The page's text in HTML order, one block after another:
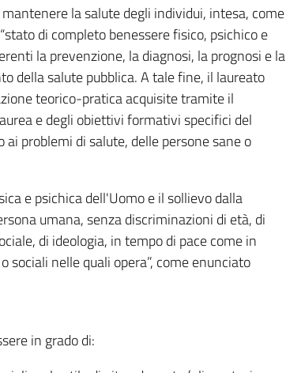
la salute degli individui, intesa, come
di completo benessere fisico, psichico e
la prevenzione, la diagnosi, la prognosi e la
della salute pubblica. A tale fine, il laureato
teorico-pratica acquisite tramite il
e degli obiettivi formativi specifici del
problemi di salute, delle persone sane o
e psichica dell'Uomo e il sollievo dalla
umana, senza discriminazioni di età, di
di ideologia, in tempo di pace come in
nelle quali opera”, come enunciato
in grado di: